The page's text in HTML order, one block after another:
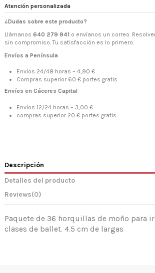
Atención personalizada
¿Dudas sobre este producto?
Llámanos 640 279 941 o envíanos un correo.
sin compromiso. Tu satisfacción es lo primero.
Envíos a Península
Envíos 24/48 horas – 4,90 €
Compras superior 60 € portes gratis
Envíos en Cáceres Capital
Envíos 12/24 horas – 3,00 €
compras superior 20 € portes gratis
Descripción
Detalles del producto
Reviews(0)
Paquete de 36 horquillas de moño para
clases de ballet. 4.5 cm de largas